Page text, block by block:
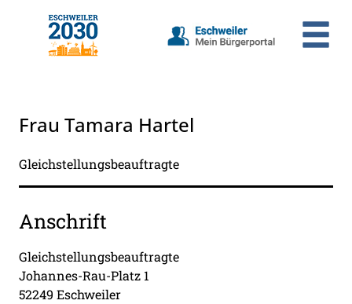
Zum Hauptinhalt springen
Frau Tamara Hartel
Gleichstellungsbeauftragte
Anschrift
Gleichstellungsbeauftragte
Johannes-Rau-Platz 1
52249 Eschweiler